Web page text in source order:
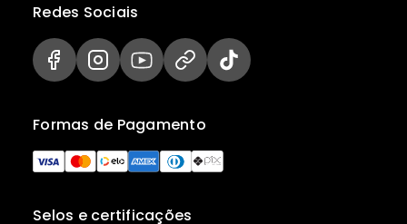
Selos e certificações
Formas de Pagamento
Redes Sociais